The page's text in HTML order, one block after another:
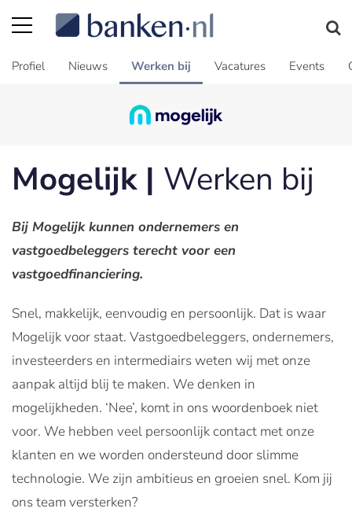
Profiel Nieuws Werken bij Vacatures Events
Mogelijk | Werken bij
Bij Mogelijk kunnen ondernemers en
vastgoedbeleggers terecht voor een
vastgoedfinanciering.
Snel, makkelijk, eenvoudig en persoonlijk. Dat is waar
Mogelijk voor staat. Vastgoedbeleggers, ondernemers,
investeerders en intermediairs weten wij met onze
aanpak altijd blij te maken. We denken in
mogelijkheden. ‘Nee’, komt in ons woordenboek niet
voor. We hebben veel persoonlijk contact met onze
klanten en we worden ondersteund door slimme
technologie. We zijn ambitieus en groeien snel. Kom jij
ons team versterken?